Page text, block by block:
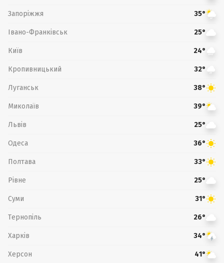
Запоріжжя 35°
Івано-Франківськ 25°
Київ 24°
Кропивницький 32°
Луганськ 38°
Миколаїв 39°
Львів 25°
Одеса 36°
Полтава 33°
Рівне 25°
Суми 31°
Тернопіль 26°
Харків 34°
Херсон 41°